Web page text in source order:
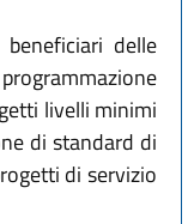
delle
livelli minimi
di standard di
di servizio